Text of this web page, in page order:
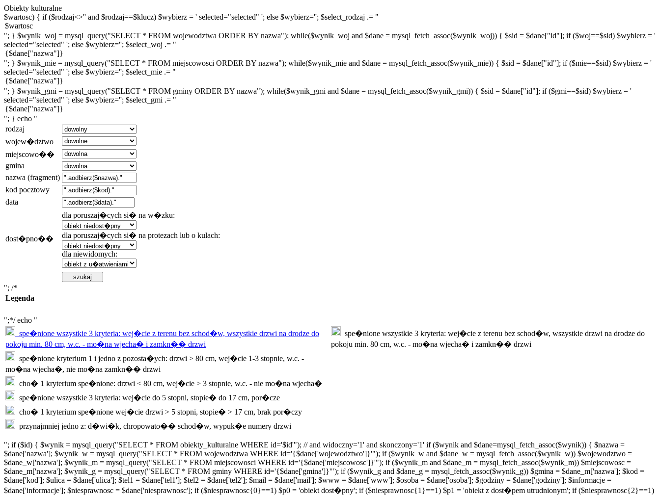
Obiekty kulturalne
$wartosc) { if ($rodzaj<>'' and $rodzaj==$klucz) $wybierz = ' selected="selected" '; else $wybierz=''; $select_rodzaj .= "
"; } $wynik_woj = mysql_query("SELECT * FROM wojewodztwa ORDER BY nazwa"); while($wynik_woj and $dane = mysql_fetch_assoc($wynik_woj)) { $sid = $dane["id"]; if ($woj==$sid) $wybierz = '
selected="selected" '; else $wybierz=''; $select_woj .= "
"; } $wynik_mie = mysql_query("SELECT * FROM miejscowosci ORDER BY nazwa"); while($wynik_mie and $dane = mysql_fetch_assoc($wynik_mie)) { $sid = $dane["id"]; if ($mie==$sid) $wybierz = '
selected="selected" '; else $wybierz=''; $select_mie .= "
"; } $wynik_gmi = mysql_query("SELECT * FROM gminy ORDER BY nazwa"); while($wynik_gmi and $dane = mysql_fetch_assoc($wynik_gmi)) { $sid = $dane["id"]; if ($gmi==$sid) $wybierz = '
selected="selected" '; else $wybierz=''; $select_gmi .= "
"; } echo "
rodzaj
wojew�dztwo
miejscowo��
gmina
nazwa (fragment)
kod pocztowy
data
dost�pno��
dla poruszaj�cych si� na w�zku:
dla poruszaj�cych si� na protezach lub o kulach:
dla niewidomych:
"; /*
Legenda
";*/ echo "
spe�nione wszystkie 3 kryteria: wej�cie z terenu bez schod�w, wszystkie drzwi na drodze do
pokoju min. 80 cm, w.c. - mo�na wjecha� i zamkn�� drzwi
spe�nione wszystkie 3 kryteria: wej�cie z terenu bez schod�w, wszystkie drzwi na drodze do
pokoju min. 80 cm, w.c. - mo�na wjecha� i zamkn�� drzwi
spe�nione kryterium 1 i jedno z pozosta�ych: drzwi > 80 cm, wej�cie 1-3 stopnie, w.c. -
mo�na wjecha�, nie mo�na zamkn�� drzwi
cho� 1 kryterium spe�nione: drzwi < 80 cm, wej�cie > 3 stopnie, w.c. - nie mo�na wjecha�
spe�nione wszystkie 3 kryteria: wej�cie do 5 stopni, stopie� do 17 cm, por�cze
cho� 1 kryterium spe�nione wej�cie drzwi > 5 stopni, stopie� > 17 cm, brak por�czy
przynajmniej jedno z: d�wi�k, chropowato�� schod�w, wypuk�e numery drzwi
"; if ($id) { $wynik = mysql_query("SELECT * FROM obiekty_kulturalne WHERE id='$id'"); // and widoczny='1' and skonczony='1' if ($wynik and $dane=mysql_fetch_assoc($wynik)) { $nazwa =
$dane['nazwa']; $wynik_w = mysql_query("SELECT * FROM wojewodztwa WHERE id='{$dane['wojewodztwo']}'"); if ($wynik_w and $dane_w = mysql_fetch_assoc($wynik_w)) $wojewodztwo =
$dane_w['nazwa']; $wynik_m = mysql_query("SELECT * FROM miejscowosci WHERE id='{$dane['miejscowosc']}'"); if ($wynik_m and $dane_m = mysql_fetch_assoc($wynik_m)) $miejscowosc =
$dane_m['nazwa']; $wynik_g = mysql_query("SELECT * FROM gminy WHERE id='{$dane['gmina']}'"); if ($wynik_g and $dane_g = mysql_fetch_assoc($wynik_g)) $gmina = $dane_m['nazwa']; $kod =
$dane['kod']; $ulica = $dane['ulica']; $tel1 = $dane['tel1']; $tel2 = $dane['tel2']; $mail = $dane['mail']; $www = $dane['www']; $osoba = $dane['osoba']; $godziny = $dane['godziny']; $informacje =
$dane['informacje']; $niesprawnosc = $dane['niesprawnosc']; if ($niesprawnosc{0}==1) $p0 = 'obiekt dost�pny'; if ($niesprawnosc{1}==1) $p1 = 'obiekt z dost�pem utrudnionym'; if ($niesprawnosc{2}==1)